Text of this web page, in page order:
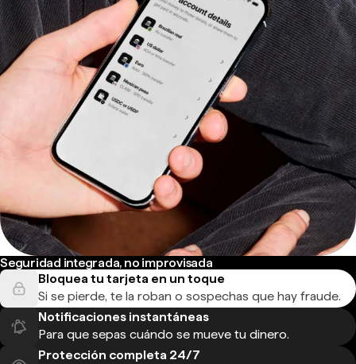
Seguridad integrada, no improvisada
Bloquea tu tarjeta en un toque
Si se pierde, te la roban o sospechas que hay fraude.
Notificaciones instantáneas
Para que sepas cuándo se mueve tu dinero.
Protección completa 24/7